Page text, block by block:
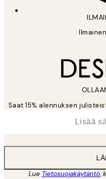
Saat 15% alennuksen
Lue Tietosuojakäytäntö,